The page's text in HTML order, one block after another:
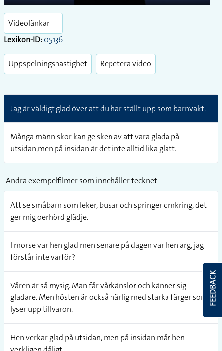
Play
Enter
Videolänkar
Lexikon-ID:05136
Uppspelningshastighet Repetera video
Jag är väldigt glad över att du har ställt upp som barnvakt.
Många människor kan ge sken av att vara glada på
utsidan,men på insidan är det inte alltid lika glatt.
Andra exempelfilmer som innehåller tecknet
Att se småbarn som leker, busar och springer omkring, det
ger mig oerhörd glädje.
I morse var hen glad men senare på dagen var hen arg, jag
förstår inte varför?
Våren är så mysig. Man får vårkänslor och känner sig
gladare. Men hösten är också härlig med starka färger som
lyser upp tillvaron.
Hen verkar glad på utsidan, men på insidan mår hen
FEEDBACK